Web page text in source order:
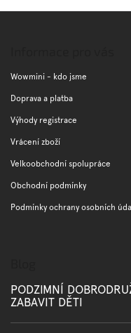
Wowmini - kdo jsme
Doprava a platba
Výhody registrace
Vrácení zboží
Velkoobchodní spolupráce
Obchodní podmínky
Podmínky ochrany osobních
PODZIMNÍ
ZABAVIT DĚTI